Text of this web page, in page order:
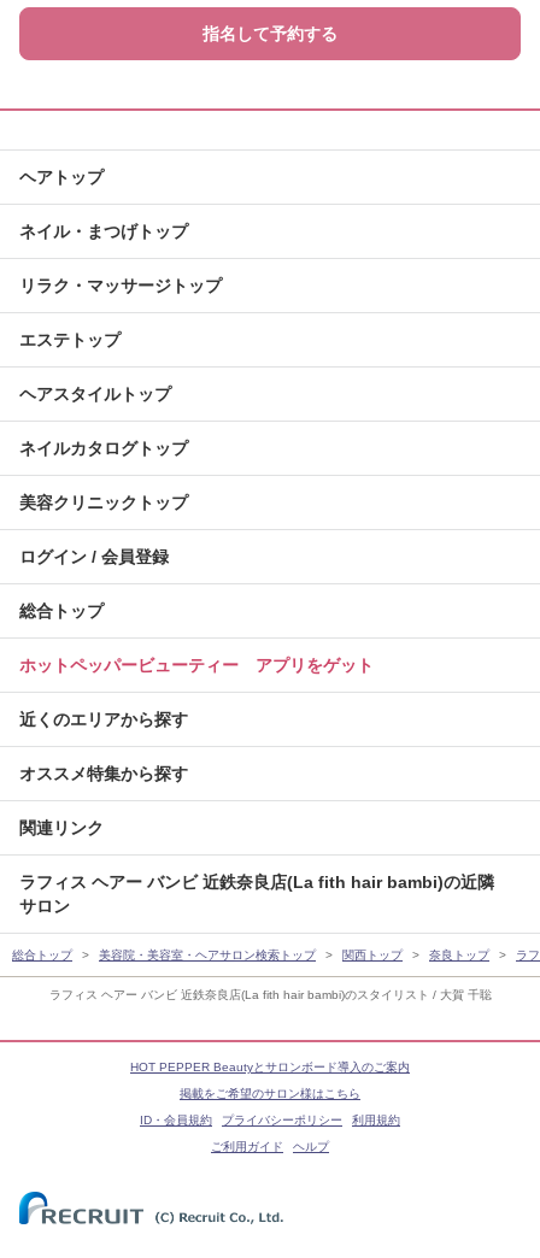
ラフィス ヘアー バンビ 近鉄奈良店(La fith hair bambi)のスタイリスト / 大賀 千聡
指名して予約する
ヘアトップ
ネイル・まつげトップ
リラク・マッサージトップ
エステトップ
ヘアスタイルトップ
ネイルカタログトップ
美容クリニックトップ
ログイン / 会員登録
総合トップ
ホットペッパービューティー アプリをゲット
近くのエリアから探す
オススメ特集から探す
関連リンク
ラフィス ヘアー バンビ 近鉄奈良店(La fith hair bambi)の近隣
サロン
総合トップ 美容院・美容室・ヘアサロン検索トップ 関西トップ 奈良トップ ラ
HOT PEPPER Beautyとサロンボード導入のご案内
掲載をご希望のサロン様はこちら
ID・会員規約
プライバシーポリシー
利用規約
ご利用ガイド
ヘルプ